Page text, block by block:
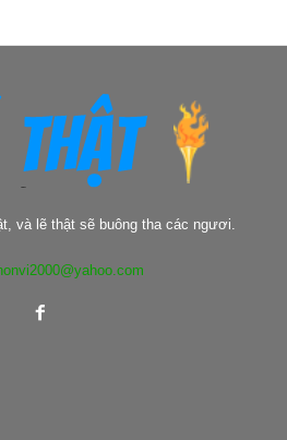
và lẽ thật sẽ buông tha các ngươi.